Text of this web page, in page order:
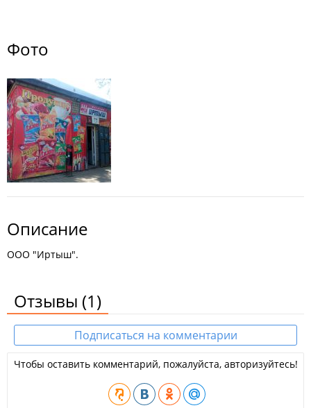
Фото
Описание
ООО "Иртыш".
Отзывы (1)
Подписаться на комментарии
Чтобы оставить комментарий, пожалуйста, авторизуйтесь!